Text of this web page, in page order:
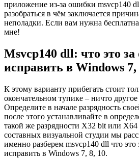
приложение из-за ошибки msvcp140
разобраться в чём заключается
неполадки. Если вам нужна
мне!
Msvcp140 dll: что это
исправить в Windows 7,
К этому варианту прибегать стоит
окончательном тупике – ничто
Определите в начале разрядность
после этого устанавливайте в
такой же разрядности X32 bit или
составных визуальной студии мы
именно разберем msvcp140 dll что это
исправить в Windows 7, 8, 10.